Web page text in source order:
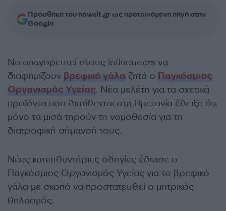
Προσθήκη του newsit.gr ως προτεινόμενη πηγή στην
Google
Να απαγορευτεί στους influencers να
διαφημίζουν βρεφικό γάλα ζητά ο Παγκόσμιος
Οργανισμός Υγείας. Nέα μελέτη για τα σχετικά
προϊόντα που διατίθενται στη Βρετανία έδειξε ότι
μόνο τα μισά τηρούν τη νομοθεσία για τη
διατροφική σήμανσή τους.
Νέες κατευθυντήριες οδηγίες έδωσε ο
Παγκόσμιος Οργανισμός Υγείας για το βρεφικό
γάλα με σκοπό να προστατευθεί ο μητρικός
θηλασμός.